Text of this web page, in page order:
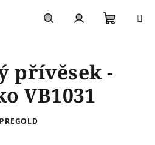
košík
přívěsek -
VB1031
PREGOLD